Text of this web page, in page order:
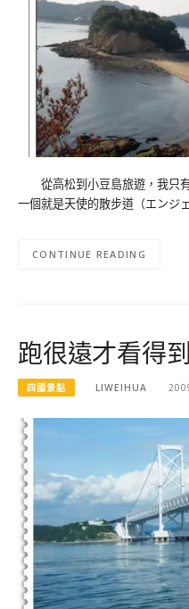
從高松到小豆島旅遊，我只
一個就是天使的散步道（エンジ
CONTINUE READING
跑很遠才看得
四國景點 LIWEIHUA